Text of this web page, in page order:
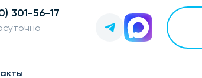
301-56-17